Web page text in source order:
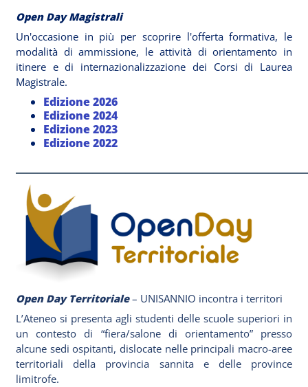
Open Day Magistrali
Un'occasione in più per scoprire l'offerta formativa, le
modalità di ammissione, le attività di orientamento in
itinere e di internazionalizzazione dei Corsi di Laurea
Magistrale.
Edizione 2026
Edizione 2024
Edizione 2023
Edizione 2022
Open Day Territoriale– UNISANNIO incontra i territori
L’Ateneo si presenta agli studenti delle scuole superiori in
un contesto di “fiera/salone di orientamento” presso
alcune sedi ospitanti, dislocate nelle principali macro-aree
territoriali della provincia sannita e delle province
limitrofe.